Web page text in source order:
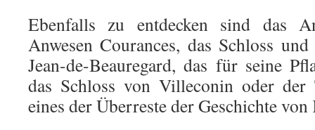
Ebenfalls zu entdecken sind das
Anwesen Courances, das Schloss
Jean-de-Beauregard, das für seine
das Schloss von Villeconin oder
eines der Überreste der Geschichte